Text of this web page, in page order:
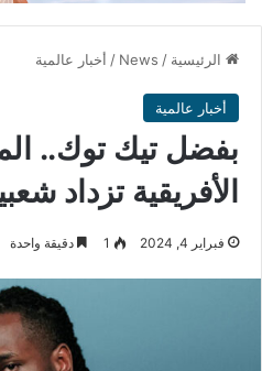
الرئيسية /
News
/ أخبار عالمية
أخبار عالمية
بفضل تيك توك..
الأفريقية تزداد
فبراير 4, 2024 1 دقيقة واحدة